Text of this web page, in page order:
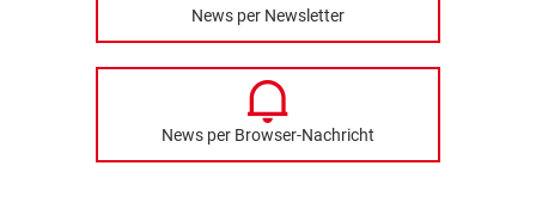
News per Newsletter
News per Browser-Nachricht